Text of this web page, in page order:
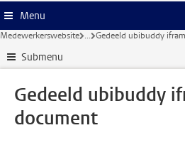
Menu
Medewerkerswebsite ... Gedeeld ubibuddy
Submenu
Gedeeld ubibuddy
document